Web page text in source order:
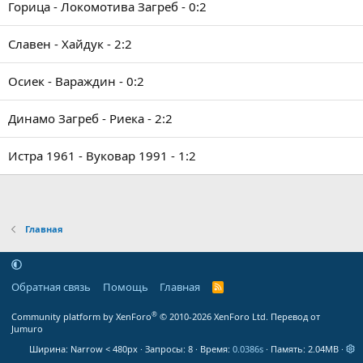
Горица - Локомотива Загреб - 0:2
Славен - Хайдук - 2:2
Осиек - Вараждин - 0:2
Динамо Загреб - Риека - 2:2
Истра 1961 - Вуковар 1991 - 1:2
Главная
Обратная связь Помощь Главная
R
Community platform by XenForo® © 2010-2026 XenForo Ltd. Перевод от
Jumuro
Ширина
Запросы 8 Время 0.0386s Память 2.04MB